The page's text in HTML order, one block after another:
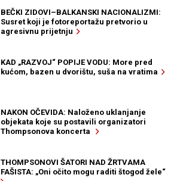
BEČKI ZIDOVI–BALKANSKI NACIONALIZMI:
Susret koji je fotoreportažu pretvorio u
agresivnu prijetnju
KAD „RAZVOJ“ POPIJE VODU: More pred
kućom, bazen u dvorištu, suša na vratima
NAKON OČEVIDA: Naloženo uklanjanje
objekata koje su postavili organizatori
Thompsonova koncerta
THOMPSONOVI ŠATORI NAD ŽRTVAMA
FAŠISTA: „Oni očito mogu raditi štogod žele“